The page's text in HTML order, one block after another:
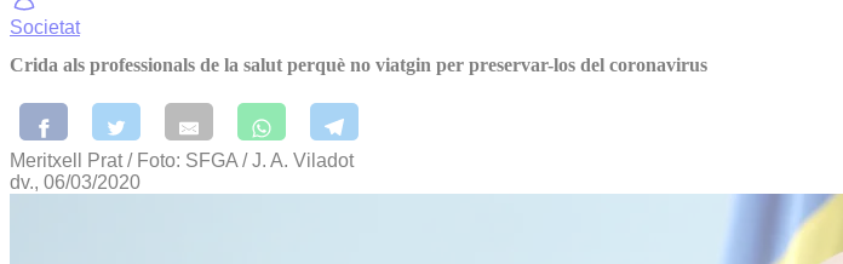
Societat
Crida als professionals de la salut perquè no viatgin per preservar-los del coronavirus
Meritxell Prat / Foto: SFGA / J. A. Viladot
dv., 06/03/2020